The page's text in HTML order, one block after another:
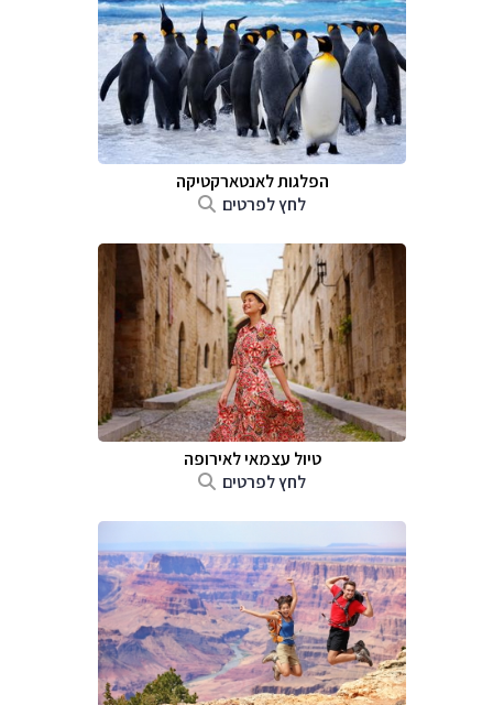
הפלגות לאנטארקטיקה
לחץ לפרטים
טיול עצמאי לאירופה
לחץ לפרטים